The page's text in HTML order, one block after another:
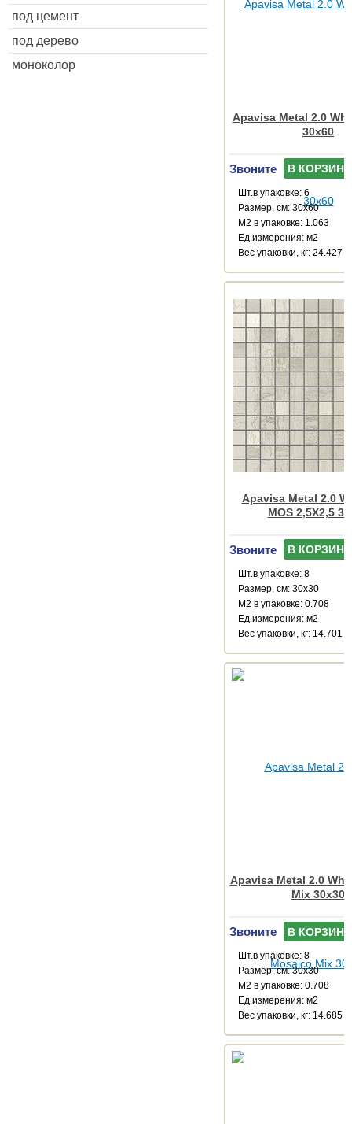
под цемент
под дерево
моноколор
Apavisa Metal 2.0
30x60
Звоните В КОРЗИНУ
Шт.в упаковке: 6
Размер, см: 30x60
М2 в упаковке: 1.063
Ед.измерения: м2
Веc упаковки, кг: 24.427
Apavisa Metal 2.0
MOS 2,5X2,5
Звоните В КОРЗИНУ
Шт.в упаковке: 8
Размер, см: 30x30
М2 в упаковке: 0.708
Ед.измерения: м2
Веc упаковки, кг: 14.701
Apavisa Metal 2.0
Mix 30x30
Звоните В КОРЗИНУ
Шт.в упаковке: 8
Размер, см: 30x30
М2 в упаковке: 0.708
Ед.измерения: м2
Веc упаковки, кг: 14.685